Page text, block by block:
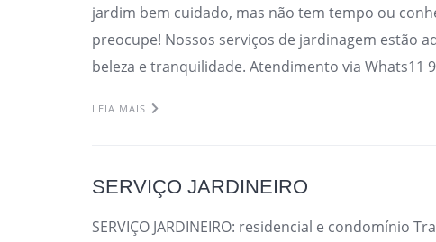
jardim bem cuidado, mas não tem tempo ou
preocupe! Nossos serviços de jardinagem estão
beleza e tranquilidade. Atendimento via Whats11
LEIA MAIS
SERVIÇO JARDINEIRO
SERVIÇO JARDINEIRO: residencial e condomínio